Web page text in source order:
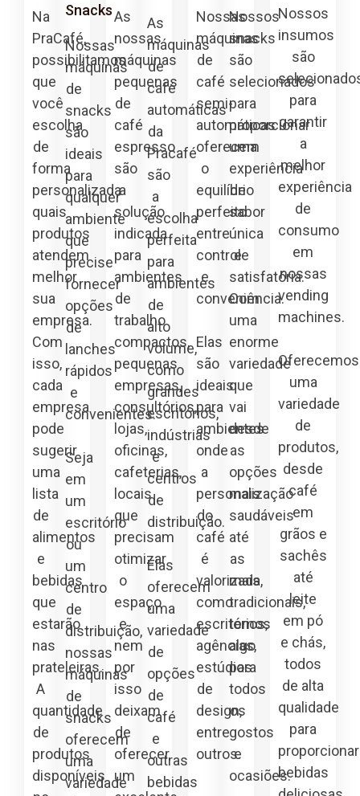
Na
PraCafé,
possibilitamos
que
você
escolha
de
forma
personalizada
quais
produtos
atendem
melhor
sua
empresa.
Com
isso,
cada
empresa
pode
sugerir
uma
lista
de
alimentos
e
bebidas
que
estarão
nas
prateleiras.
A
quantidade
de
produtos
disponíveis
Snacks
Nossas
máquinas
de
snacks
são
ideais
para
qualquer
ambiente
que
precise
fornecer
opções
de
lanches
rápidos
e
convenientes.
Seja
em
um
escritório
ou
um
centro
de
distribuição,
nossas
máquinas
de
snacks
oferecem
uma
variedade
As
nossas
máquinas
pequenas
de
café
espresso
são
a
solução
indicada
para
ambientes
de
trabalho
compactos,
pequenas
empresas,
consultórios,
lojas,
oficinas,
cafeterias,
locais
que
precisam
otimizar
o
espaço
e
nem
por
isso
deixam
de
oferecer
um
As
máquinas
de
café
automáticas
da
Pracafé
são
a
escolha
perfeita
para
ambientes
de
alto
volume,
como
grandes
escritórios,
indústrias
e
centros
de
distribuição.
Elas
oferecem
uma
variedade
de
opções
de
café
e
outras
bebidas
Nossas
máquinas
de
café
semi-
automáticas
oferecem
o
equilíbrio
perfeito
entre
controle
e
conveniência.
Elas
são
ideais
para
ambientes
onde
a
personalização
do
café
é
valorizada,
como
escritórios,
agências,
estúdios
de
design,
entre
outros.
Nossos
snacks
são
selecionados
para
proporcionar
uma
experiência
de
sabor
única
e
satisfatória.
Com
uma
enorme
variedade
que
vai
desde
as
opções
mais
saudáveis
até
as
mais
tradicionais,
temos
algo
para
todos
os
gostos
e
ocasiões.
Nossos
insumos
são
para
garantir
a
melhor
experiência
de
consumo
em
nossas
vending
machines.
Oferecemos
uma
variedade
de
produtos,
desde
café
em
grãos e
sachês
até
leite
em pó
e chás,
todos
de alta
qualidade
para
proporcionar
bebidas